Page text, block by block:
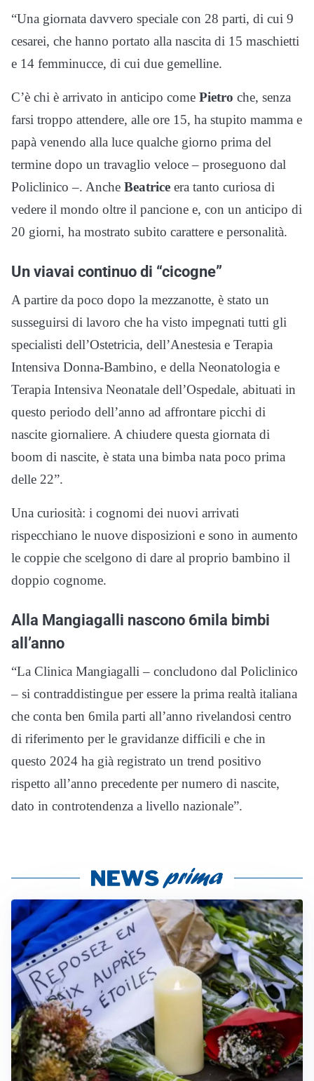
“Una giornata davvero speciale con 28 parti, di cui 9
cesarei, che hanno portato alla nascita di 15 maschietti
e 14 femminucce, di cui due gemelline.
C’è chi è arrivato in anticipo come Pietro che, senza
farsi troppo attendere, alle ore 15, ha stupito mamma e
papà venendo alla luce qualche giorno prima del
termine dopo un travaglio veloce – proseguono dal
Policlinico –. Anche Beatrice era tanto curiosa di
vedere il mondo oltre il pancione e, con un anticipo di
20 giorni, ha mostrato subito carattere e personalità.
Un viavai continuo di “cicogne”
A partire da poco dopo la mezzanotte, è stato un
susseguirsi di lavoro che ha visto impegnati tutti gli
specialisti dell’Ostetricia, dell’Anestesia e Terapia
Intensiva Donna-Bambino, e della Neonatologia e
Terapia Intensiva Neonatale dell’Ospedale, abituati in
questo periodo dell’anno ad affrontare picchi di
nascite giornaliere. A chiudere questa giornata di
boom di nascite, è stata una bimba nata poco prima
delle 22”.
Una curiosità: i cognomi dei nuovi arrivati
rispecchiano le nuove disposizioni e sono in aumento
le coppie che scelgono di dare al proprio bambino il
doppio cognome.
Alla Mangiagalli nascono 6mila bimbi
all’anno
“La Clinica Mangiagalli – concludono dal Policlinico
– si contraddistingue per essere la prima realtà italiana
che conta ben 6mila parti all’anno rivelandosi centro
di riferimento per le gravidanze difficili e che in
questo 2024 ha già registrato un trend positivo
rispetto all’anno precedente per numero di nascite,
dato in controtendenza a livello nazionale”.